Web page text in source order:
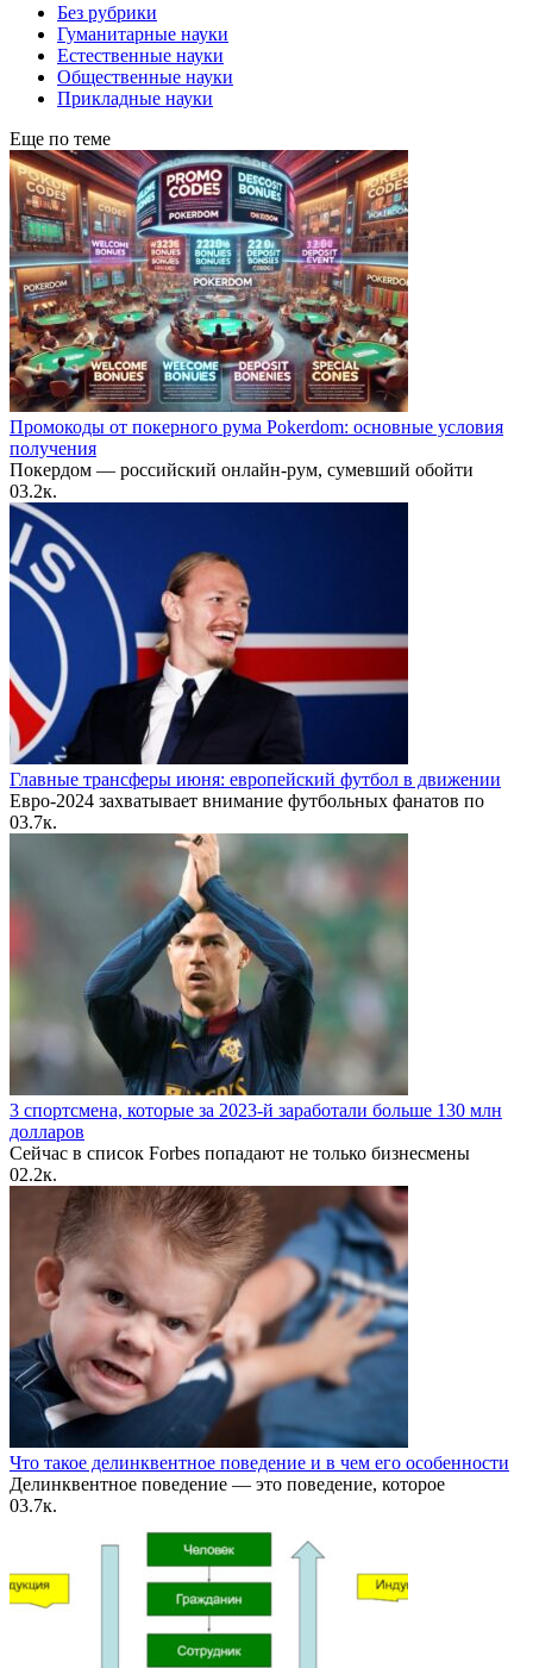
Без рубрики
Гуманитарные науки
Естественные науки
Общественные науки
Прикладные науки
Еще по теме
Промокоды от покерного рума Pokerdom: основные условия
получения
Покердом — российский онлайн-рум, сумевший обойти
03.2к.
Главные трансферы июня: европейский футбол в движении
Евро-2024 захватывает внимание футбольных фанатов по
03.7к.
3 спортсмена, которые за 2023-й заработали больше 130 млн
долларов
Сейчас в список Forbes попадают не только бизнесмены
02.2к.
Что такое делинквентное поведение и в чем его особенности
Делинквентное поведение — это поведение, которое
03.7к.